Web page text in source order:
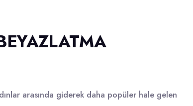
arasında giderek daha popüler hale gelen